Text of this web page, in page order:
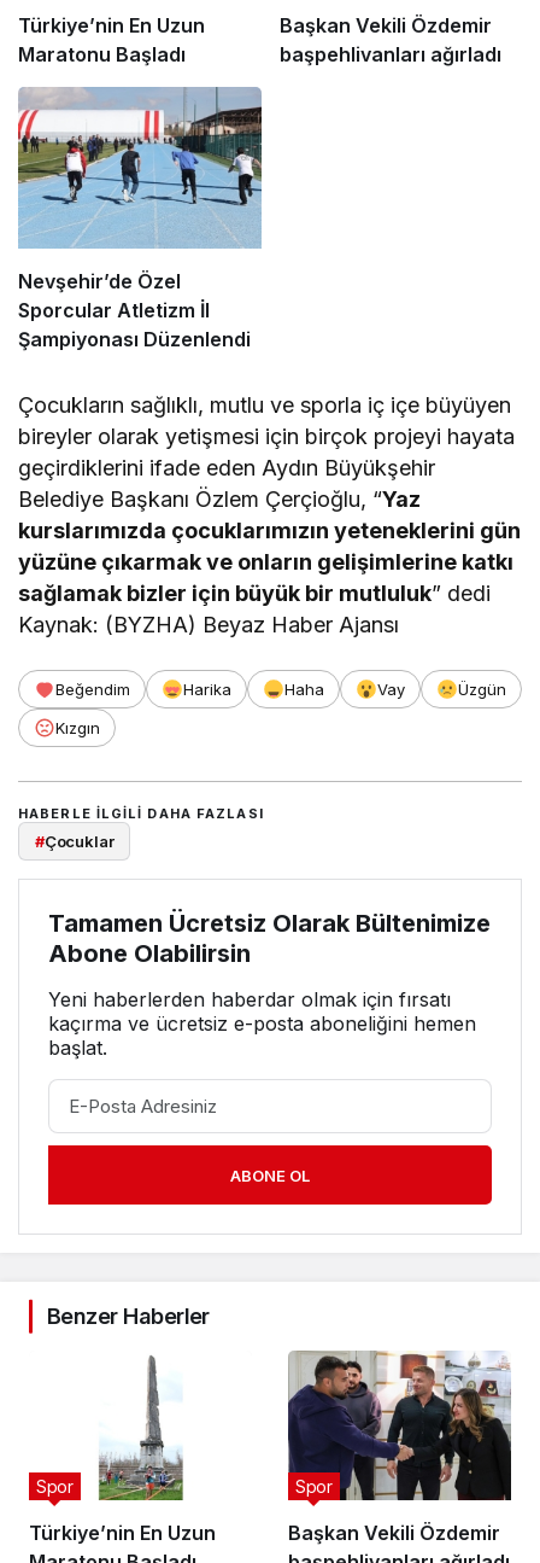
Türkiye’nin En Uzun
Maratonu Başladı
Başkan Vekili Özdemir
başpehlivanları ağırladı
Nevşehir’de Özel
Sporcular Atletizm İl
Şampiyonası Düzenlendi
Çocukların sağlıklı, mutlu ve sporla iç içe büyüyen
bireyler olarak yetişmesi için birçok projeyi hayata
geçirdiklerini ifade eden Aydın Büyükşehir
Belediye Başkanı Özlem Çerçioğlu, “Yaz
kurslarımızda çocuklarımızın yeteneklerini gün
yüzüne çıkarmak ve onların gelişimlerine katkı
sağlamak bizler için büyük bir mutluluk” dedi
Kaynak: (BYZHA) Beyaz Haber Ajansı
Beğendim Harika Haha Vay
Üzgün
Kızgın
HABERLE ILGILI DAHA FAZLASI
#Çocuklar
Tamamen Ücretsiz Olarak Bültenimize
Abone Olabilirsin
Yeni haberlerden haberdar olmak için fırsatı
kaçırma ve ücretsiz e-posta aboneliğini hemen
başlat.
ABONE OL
Benzer Haberler
Türkiye’nin En Uzun
Spor
Başkan Vekili Özdemir
Spor